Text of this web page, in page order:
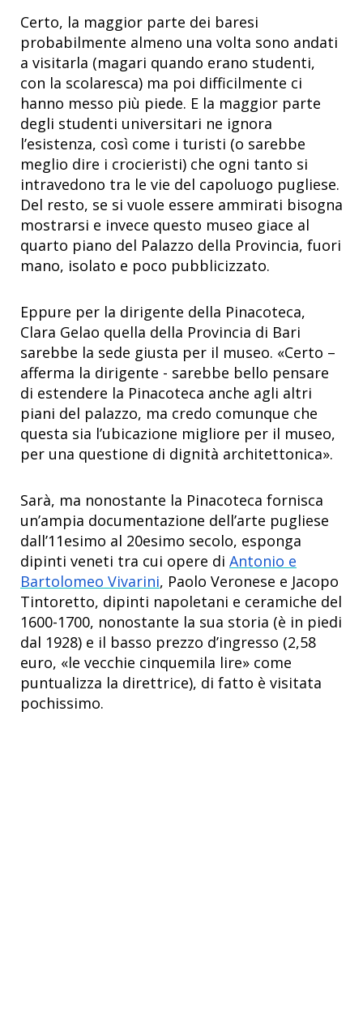
Certo, la maggior parte dei baresi
probabilmente almeno una volta sono andati
a visitarla (magari quando erano studenti,
con la scolaresca) ma poi difficilmente ci
hanno messo più piede. E la maggior parte
degli studenti universitari ne ignora
l’esistenza, così come i turisti (o sarebbe
meglio dire i crocieristi) che ogni tanto si
intravedono tra le vie del capoluogo pugliese.
Del resto, se si vuole essere ammirati bisogna
mostrarsi e invece questo museo giace al
quarto piano del Palazzo della Provincia, fuori
mano, isolato e poco pubblicizzato.
Eppure per la dirigente della Pinacoteca,
Clara Gelao quella della Provincia di Bari
sarebbe la sede giusta per il museo. «Certo –
afferma la dirigente - sarebbe bello pensare
di estendere la Pinacoteca anche agli altri
piani del palazzo, ma credo comunque che
questa sia l’ubicazione migliore per il museo,
per una questione di dignità architettonica».
Sarà, ma nonostante la Pinacoteca fornisca
un’ampia documentazione dell’arte pugliese
dall’11esimo al 20esimo secolo, esponga
dipinti veneti tra cui opere di Antonio e
Bartolomeo Vivarini, Paolo Veronese e Jacopo
Tintoretto, dipinti napoletani e ceramiche del
1600-1700, nonostante la sua storia (è in piedi
dal 1928) e il basso prezzo d’ingresso (2,58
euro, «le vecchie cinquemila lire» come
puntualizza la direttrice), di fatto è visitata
pochissimo.